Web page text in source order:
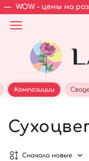
— WOW - цены на
Композиции
Сначала новые